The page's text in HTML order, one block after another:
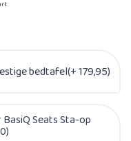
bedtafel(+ 179,95)
Seats Sta-op